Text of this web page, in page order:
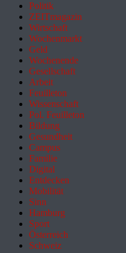
Politik
ZEITmagazin
Wirtschaft
Wochenmarkt
Geld
Wochenende
Gesellschaft
Arbeit
Feuilleton
Wissenschaft
Pol. Feuilleton
Bildung
Gesundheit
Campus
Familie
Digital
Entdecken
Mobilität
Sinn
Hamburg
Sport
Österreich
Schweiz